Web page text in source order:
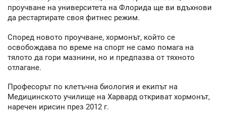
проучване на университета на Флорида ще ви вдъхнови
да рестартирате своя фитнес режим.
Според новото проучване, хормонът, който се
освобождава по време на спорт не само помага на
тялото да гори мазнини, но и предпазва от тяхното
отлагане.
Професорът по клетъчна биология и екипът на
Медицинското училище на Харвард откриват хормонът,
наречен ирисин през 2012 г.